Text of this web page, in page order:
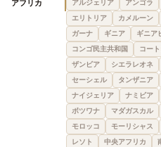
アフリカ アルジェリア アンゴラ
エリトリア
カメルーン
ガーナ
ギニア ギニア
コンゴ民主共和国
コー
ザンビア
シエラレオネ
セーシェル
タンザニア
ナイジェリア
ナミビア
ボツワナ
マダガスカル
モロッコ
モーリシャス
レソト
中央アフリカ